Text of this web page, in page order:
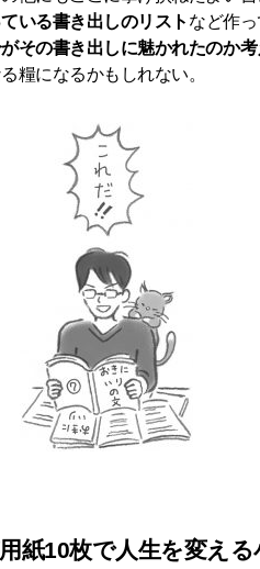
いる書き出しのリスト など作
その書き出しに魅かれたのか
糧になるかもしれない。
紙10枚で人生を変え